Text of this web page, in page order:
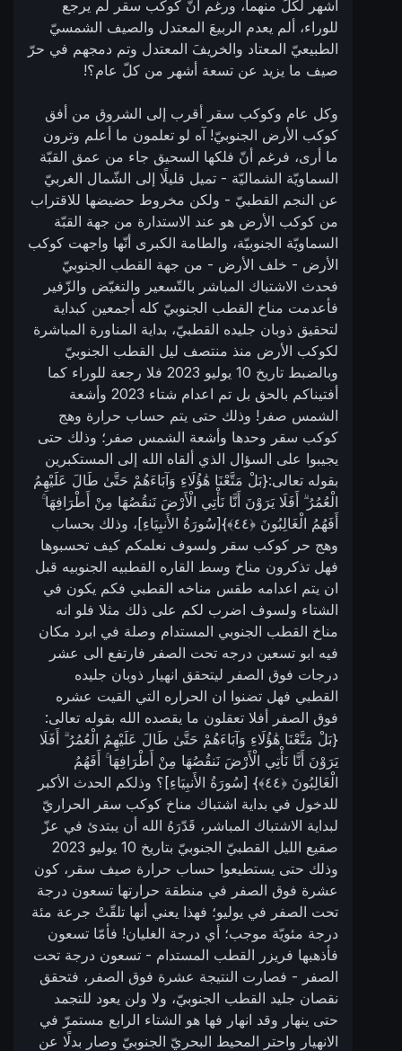
أشهر لكلٍّ منهما، ورغم أنّ كوكب سقر لم يرجع
للوراء، ألم يعدم الربيعَ المعتدل والصيف الشمسيّ
الطبيعيّ المعتاد والخريفَ المعتدل وتم دمجهم في حرّ
صيف ما يزيد عن تسعة أشهر من كلّ عام؟!
وكل عام وكوكب سقر أقرب إلى الشروق من أفق
كوكب الأرض الجنوبيّ! آه لو تعلمون ما أعلم وترون
ما أرى، فرغم أنّ فلكها السحيق جاء من عمق القبّة
السماويّة الشماليّة - تميل قليلًا إلى الشّمال الغربيّ
عن النجم القطبيّ - ولكن مخروط حضيضها للاقتراب
من كوكب الأرض هو عند الاستدارة من جهة القبّة
السماويّة الجنوبيّة، والطامة الكبرى أنّها واجهت كوكب
الأرض - خلف الأرض - من جهة القطب الجنوبيّ
فحدث الاشتباك المباشر بالتّسعير والتغيّض والزّفير
فأعدمت مناخ القطب الجنوبيّ كله أجمعين كبداية
لتحقيق ذوبان جليده القطبيّ، بداية المناورة المباشرة
لكوكب الأرض منذ منتصف ليل القطب الجنوبيّ
وبالضبط تاريخ 10 يوليو 2023 فلا رجعة للوراء كما
أفتيناكم بالحق بل تم اعدام شتاء 2023 وأشعة
الشمس صفر! وذلك حتى يتم حساب حرارة وهج
كوكب سقر وحدها وأشعة الشمس صفر؛ وذلك حتى
يجيبوا على السؤال الذي ألقاه الله إلى المستكبرين
بقوله تعالى:{بَلْ مَتَّعْنَا هَٰؤُلَاءِ وَآبَاءَهُمْ حَتَّىٰ طَالَ عَلَيْهِمُ
الْعُمُرُ ۗ أَفَلَا يَرَوْنَ أَنَّا نَأْتِي الْأَرْضَ نَنقُصُهَا مِنْ أَطْرَافِهَا ۚ
أَفَهُمُ الْغَالِبُونَ ‎﴿٤٤﴾‏}[سُورَةُ الأَنبِيَاءِ]، وذلك بحساب
وهج حر كوكب سقر ولسوف نعلمكم كيف تحسبوها
فهل تذكرون مناخ وسط القاره القطبيه الجنوبيه قبل
ان يتم اعدامه طقس مناخه القطبي فكم يكون في
الشتاء ولسوف اضرب لكم على ذلك مثلا فلو انه
مناخ القطب الجنوبي المستدام وصلة في ابرد مكان
فيه ابو تسعين درجه تحت الصفر فارتفع الى عشر
درجات فوق الصفر ليتحقق انهيار ذوبان جليده
القطبي فهل تضنوا ان الحراره التي القيت عشره
فوق الصفر أفلا تعقلون ما يقصده الله بقوله تعالى:
{بَلْ مَتَّعْنَا هَٰؤُلَاءِ وَآبَاءَهُمْ حَتَّىٰ طَالَ عَلَيْهِمُ الْعُمُرُ ۗ أَفَلَا
يَرَوْنَ أَنَّا نَأْتِي الْأَرْضَ نَنقُصُهَا مِنْ أَطْرَافِهَا ۚ أَفَهُمُ
الْغَالِبُونَ ‎﴿٤٤﴾‏} [سُورَةُ الأَنبِيَاءِ]؟ وذلكم الحدث الأكبر
للدخول في بداية اشتباك مناخ كوكب سقر الحراريّ
لبداية الاشتباك المباشر، قَدّرَهُ الله أن يبتدئ في عزّ
صقيع الليل القطبيّ الجنوبيّ بتاريخ 10 يوليو 2023
وذلك حتى يستطيعوا حساب حرارة صيف سقر، كون
عشرة فوق الصفر في منطقة حرارتها تسعون درجة
تحت الصفر في يوليو؛ فهذا يعني أنها تلقّتْ جرعة مئة
درجة مئويّة موجب؛ أي درجة الغليان! فأمّا تسعون
فأذهبها فريزر القطب المستدام - تسعون درجة تحت
الصفر - فصارت النتيجة عشرة فوق الصفر، فتحقق
نقصان جليد القطب الجنوبيّ، ولا ولن يعود للتجمد
حتى ينهار وقد انهار فها هو الشتاء الرابع مستمرّ في
الانهيار واحتر المحيط البحريّ الجنوبيّ وصار بدلًا عن